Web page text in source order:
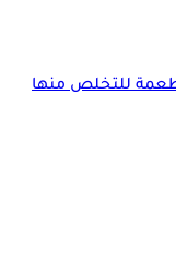
للتخلص منها